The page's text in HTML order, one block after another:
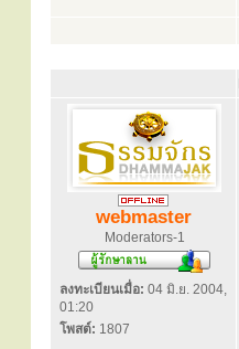
webmaster
Moderators-1
ลงทะเบียนเมื่อ: 04 มิ.ย. 2004,
01:20
โพสต์: 1807